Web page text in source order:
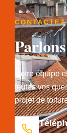
Notre équipe
toutes vos
projet de